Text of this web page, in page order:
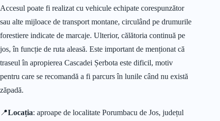
Accesul poate fi realizat cu vehicule echipate corespunzător
sau alte mijloace de transport montane, circulând pe drumurile
forestiere indicate de marcaje. Ulterior, călătoria continuă pe
jos, în funcție de ruta aleasă. Este important de menționat că
traseul în apropierea Cascadei Șerbota este dificil, motiv
pentru care se recomandă a fi parcurs în lunile când nu există
zăpadă.
📍Locația: aproape de localitate Porumbacu de Jos, județul